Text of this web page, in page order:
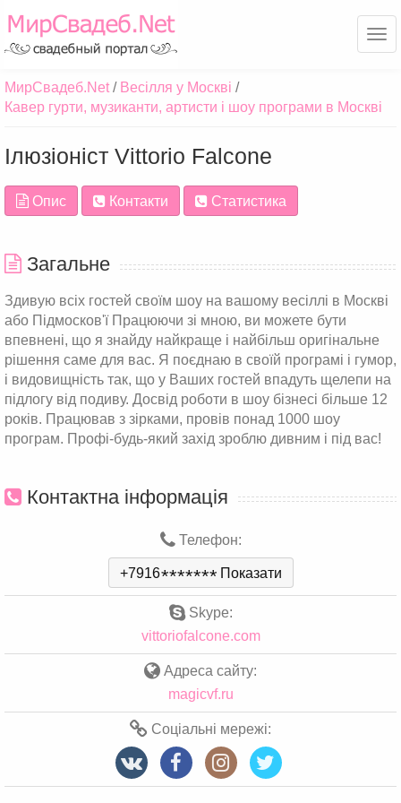
МирСвадеб.Net
Весілля у Москві
Кавер гурти, музиканти, артисти і шоу програми в Москві
Ілюзіоніст Vittorio Falcone
Опис Контакти Статистика
Загальне
Здивую всіх гостей своїм шоу на вашому весіллі в Москві
або Підмосков'ї Працюючи зі мною, ви можете бути
впевнені, що я знайду найкраще і найбільш оригінальне
рішення саме для вас. Я поєднаю в своїй програмі і гумор,
і видовищність так, що у Ваших гостей впадуть щелепи на
підлогу від подиву. Досвід роботи в шоу бізнесі більше 12
років. Працював з зірками, провів понад 1000 шоу
програм. Профі-будь-який захід зроблю дивним і під вас!
Контактна інформація
Телефон:
+7916******* Показати
Skype:
vittoriofalcone.com
Адреса сайту:
magicvf.ru
Соціальні мережі: